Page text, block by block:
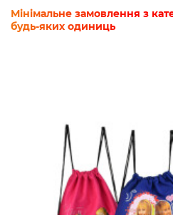
Мінімальне замовлення з
будь-яких одиниць